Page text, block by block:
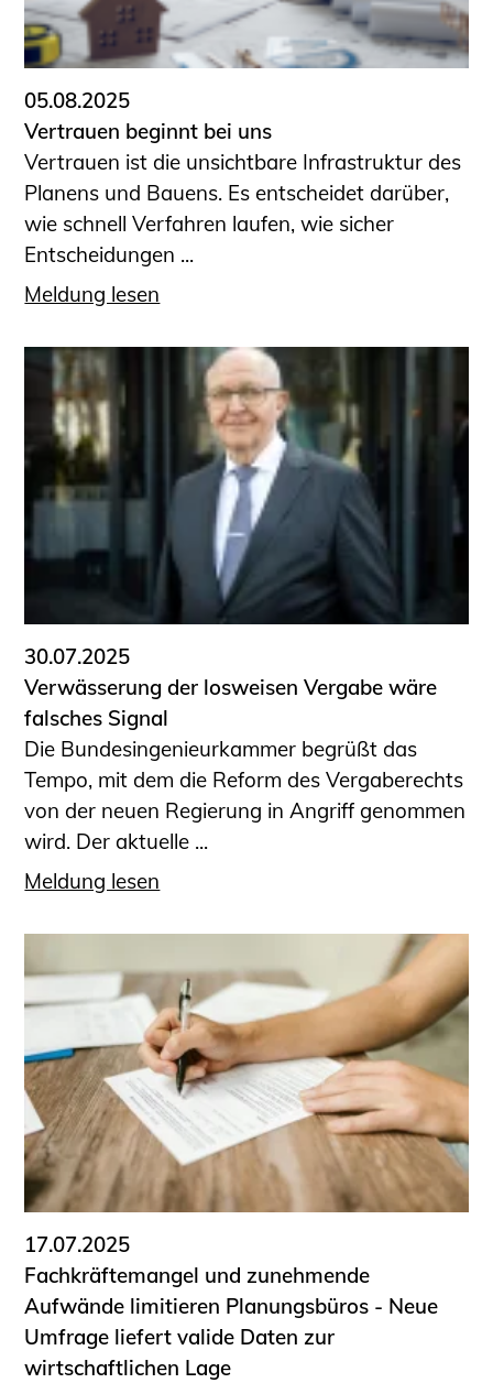
05.08.2025
Vertrauen beginnt bei uns
Vertrauen ist die unsichtbare Infrastruktur des
Planens und Bauens. Es entscheidet darüber,
wie schnell Verfahren laufen, wie sicher
Entscheidungen ...
Meldung lesen
30.07.2025
Verwässerung der losweisen Vergabe wäre
falsches Signal
Die Bundesingenieurkammer begrüßt das
Tempo, mit dem die Reform des Vergaberechts
von der neuen Regierung in Angriff genommen
wird. Der aktuelle ...
Meldung lesen
17.07.2025
Fachkräftemangel und zunehmende
Aufwände limitieren Planungsbüros - Neue
Umfrage liefert valide Daten zur
wirtschaftlichen Lage